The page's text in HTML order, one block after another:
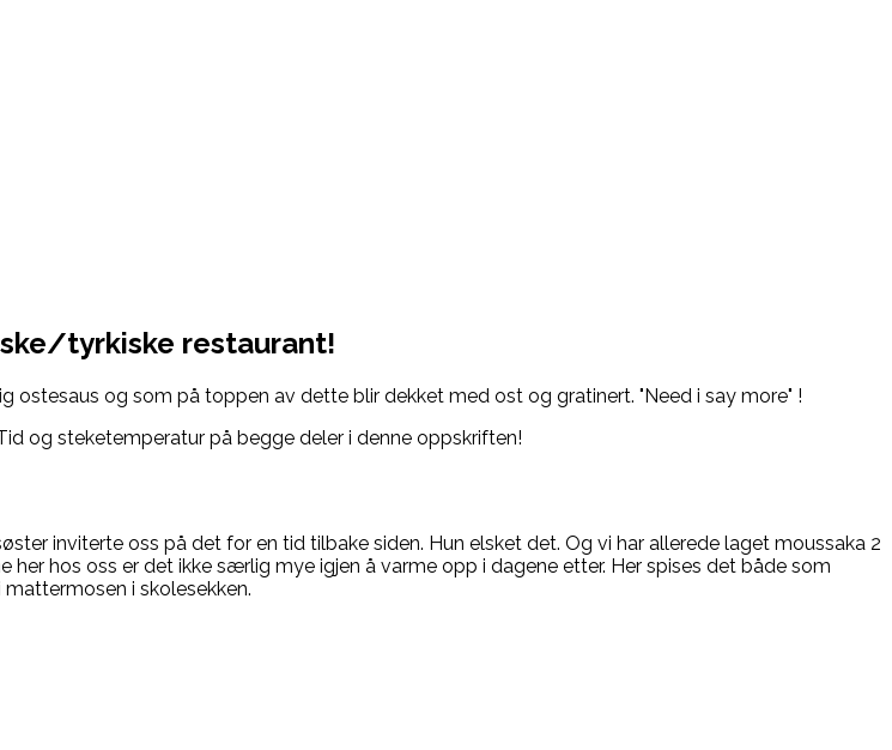
tyrkiske restaurant!
ostesaus og som på toppen av dette blir dekket med ost og gratinert. "Need i say more" !
og steketemperatur på begge deler i denne oppskriften!
inviterte oss på det for en tid tilbake siden. Hun elsket det. Og vi har allerede laget moussaka 2
hos oss er det ikke særlig mye igjen å varme opp i dagene etter. Her spises det både som
i skolesekken.